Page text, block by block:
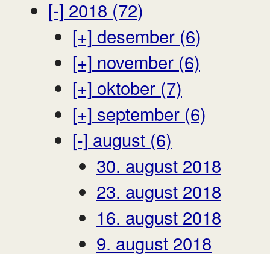
[-] 2018 (72)
[+] desember (6)
[+] november (6)
[+] oktober (7)
[+] september (6)
[-] august (6)
30. august 2018
23. august 2018
16. august 2018
9. august 2018